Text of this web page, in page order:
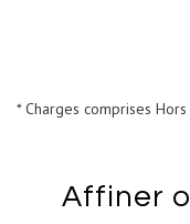
* Charges comprises
Affiner ou étendre votre